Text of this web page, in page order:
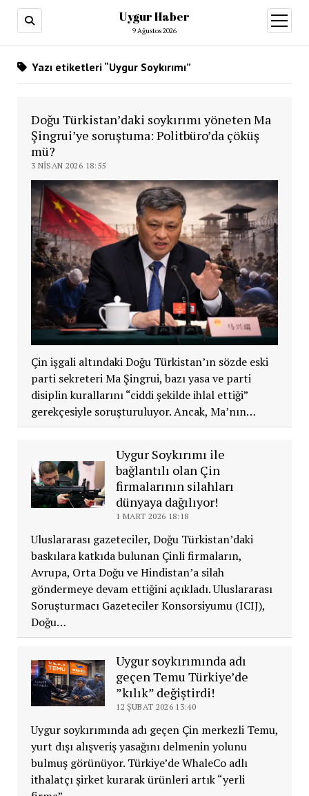
Uygur Haber
9 Ağustos 2026
aç
Yazı etiketleri “Uygur Soykırımı”
Doğu Türkistan’daki soykırımı yöneten Ma
Şingrui’ye soruştuma: Politbüro’da çöküş
mü?
3 NISAN 2026 18:55
Çin işgali altındaki Doğu Türkistan’ın sözde eski
parti sekreteri Ma Şingrui, bazı yasa ve parti
disiplin kurallarını “ciddi şekilde ihlal ettiği”
gerekçesiyle soruşturuluyor. Ancak, Ma’nın…
Uygur Soykırımı ile
bağlantılı olan Çin
firmalarının silahları
dünyaya dağılıyor!
1 MART 2026 18:18
Uluslararası gazeteciler, Doğu Türkistan’daki
baskılara katkıda bulunan Çinli firmaların,
Avrupa, Orta Doğu ve Hindistan’a silah
göndermeye devam ettiğini açıkladı. Uluslararası
Soruşturmacı Gazeteciler Konsorsiyumu (ICIJ),
Doğu…
Uygur soykırımında adı
geçen Temu Türkiye’de
”kılık” değiştirdi!
12 ŞUBAT 2026 13:40
Uygur soykırımında adı geçen Çin merkezli Temu,
yurt dışı alışveriş yasağını delmenin yolunu
bulmuş görünüyor. Türkiye’de WhaleCo adlı
ithalatçı şirket kurarak ürünleri artık “yerli